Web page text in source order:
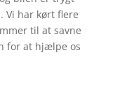
Vi har kørt flere
til at savne
for at hjælpe os